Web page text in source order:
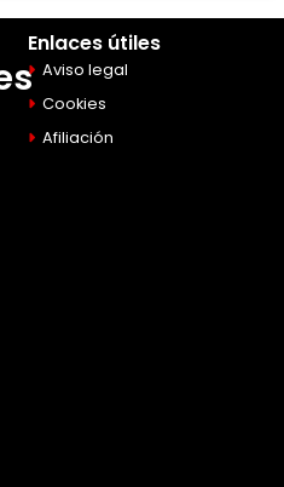
Enlaces útiles
Aviso legal
Cookies
Afiliación